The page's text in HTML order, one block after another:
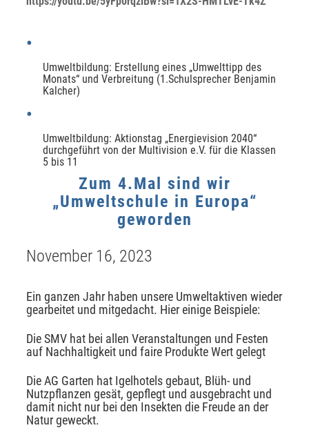
Umweltbildung: Erstellung eines „Umwelttipp des
Monats“ und Verbreitung (1.Schulsprecher Benjamin
Kalcher)
Umweltbildung: Aktionstag „Energievision 2040“
durchgeführt von der Multivision e.V. für die Klassen
5 bis 11
Zum 4.Mal sind wir
„Umweltschule in Europa“
geworden
November 16, 2023
Ein ganzen Jahr haben unsere Umweltaktiven wieder
gearbeitet und mitgedacht. Hier einige Beispiele:
Die SMV hat bei allen Veranstaltungen und Festen
auf Nachhaltigkeit und faire Produkte Wert gelegt
Die AG Garten hat Igelhotels gebaut, Blüh- und
Nutzpflanzen gesät, gepflegt und ausgebracht und
damit nicht nur bei den Insekten die Freude an der
Natur geweckt.